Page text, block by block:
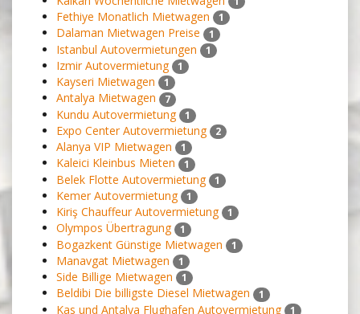
Fethiye Monatlich Mietwagen 1
Dalaman Mietwagen Preise 1
Istanbul Autovermietungen 1
Izmir Autovermietung 1
Kayseri Mietwagen 1
Antalya Mietwagen 7
Kundu Autovermietung 1
Expo Center Autovermietung 2
Alanya VIP Mietwagen 1
Kaleici Kleinbus Mieten 1
Belek Flotte Autovermietung 1
Kemer Autovermietung 1
Kiriş Chauffeur Autovermietung 1
Olympos Übertragung 1
Bogazkent Günstige Mietwagen 1
Manavgat Mietwagen 1
Side Billige Mietwagen 1
Beldibi Die billigste Diesel Mietwagen 1
Kas und Antalya Flughafen Autovermietung 1